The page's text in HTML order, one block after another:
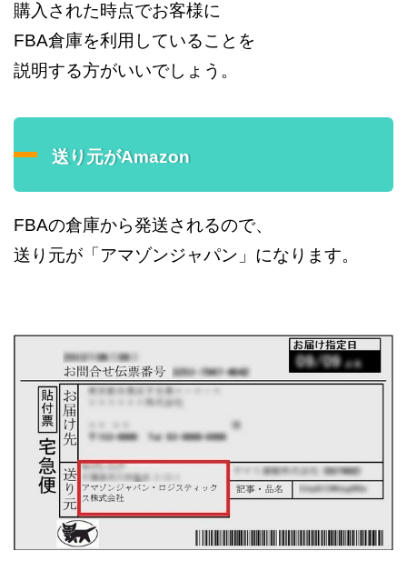
購入された時点でお客様に
FBA倉庫を利用していることを
説明する方がいいでしょう。
送り元がAmazon
FBAの倉庫から発送されるので、
送り元が「アマゾンジャパン」になります。